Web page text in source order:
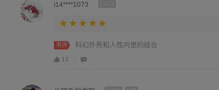
i14****1073
书评 科幻外壳和人性内里的结合
13